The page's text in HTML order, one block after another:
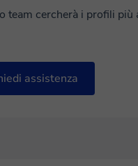
team cercherà i profili più
assistenza